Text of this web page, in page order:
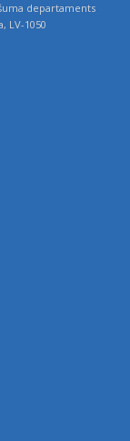
departaments
LV-1050